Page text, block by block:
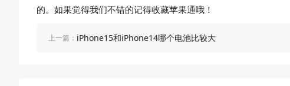
的。如果觉得我们不错的记得收藏苹果通哦！
上一篇： iPhone15和iPhone14哪个电池比较大